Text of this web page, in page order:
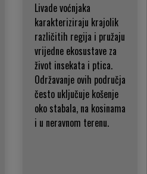
Livade voćnjaka
karakteriziraju krajolik
različitih regija i pružaju
vrijedne ekosustave za
život insekata i ptica.
Održavanje ovih područja
često uključuje košenje
oko stabala, na kosinama
i u neravnom terenu.